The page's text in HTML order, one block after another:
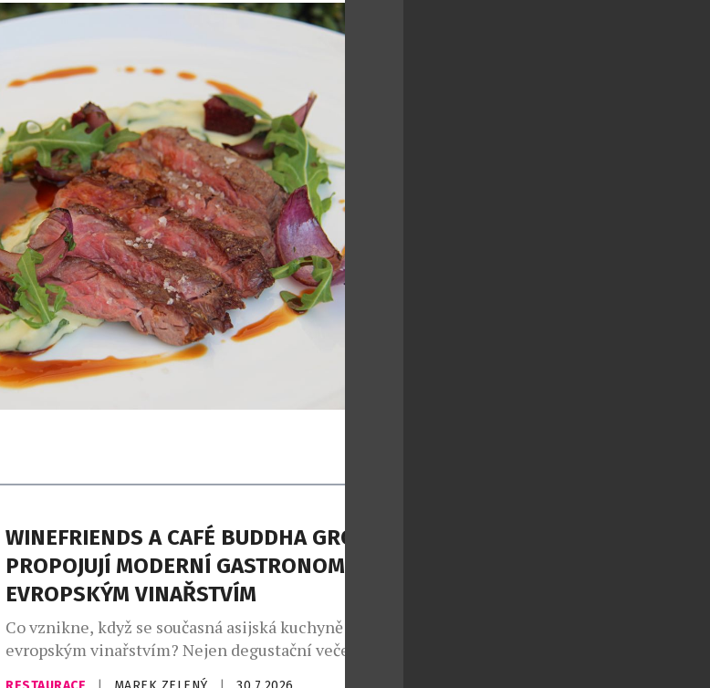
WINEFRIENDS A CAFÉ BUDDHA GROUP
PROPOJUJÍ MODERNÍ GASTRONOMII S
EVROPSKÝM VINAŘSTVÍM
Co vznikne, když se současná asijská kuchyně potká s
evropským vinařstvím? Nejen degustační večeře, ale
série výjimečných večerů, které zvou hosty na cestu